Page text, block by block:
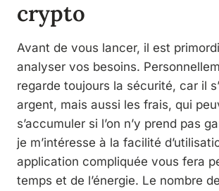
crypto
Avant de vous lancer, il est
analyser vos besoins.
regarde toujours la sécurité, car il
argent, mais aussi les frais, qui
s’accumuler si l’on n’y prend pas
je m’intéresse à la facilité
application compliquée vous fera
temps et de l’énergie. Le nombre de